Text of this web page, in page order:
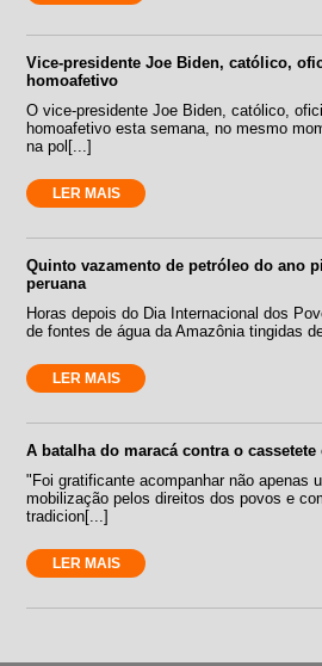
Vice-presidente Joe Biden, católico,
homoafetivo
O vice-presidente Joe Biden, católico,
homoafetivo esta semana, no mesmo
na pol[...]
LER MAIS
Quinto vazamento de petróleo do ano
peruana
Horas depois do Dia Internacional dos
de fontes de água da Amazônia tingidas
LER MAIS
A batalha do maracá contra o cassetete
"Foi gratificante acompanhar não apenas
mobilização pelos direitos dos povos e
tradicion[...]
LER MAIS